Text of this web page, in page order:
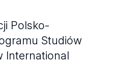
Polsko-
Studiów
International